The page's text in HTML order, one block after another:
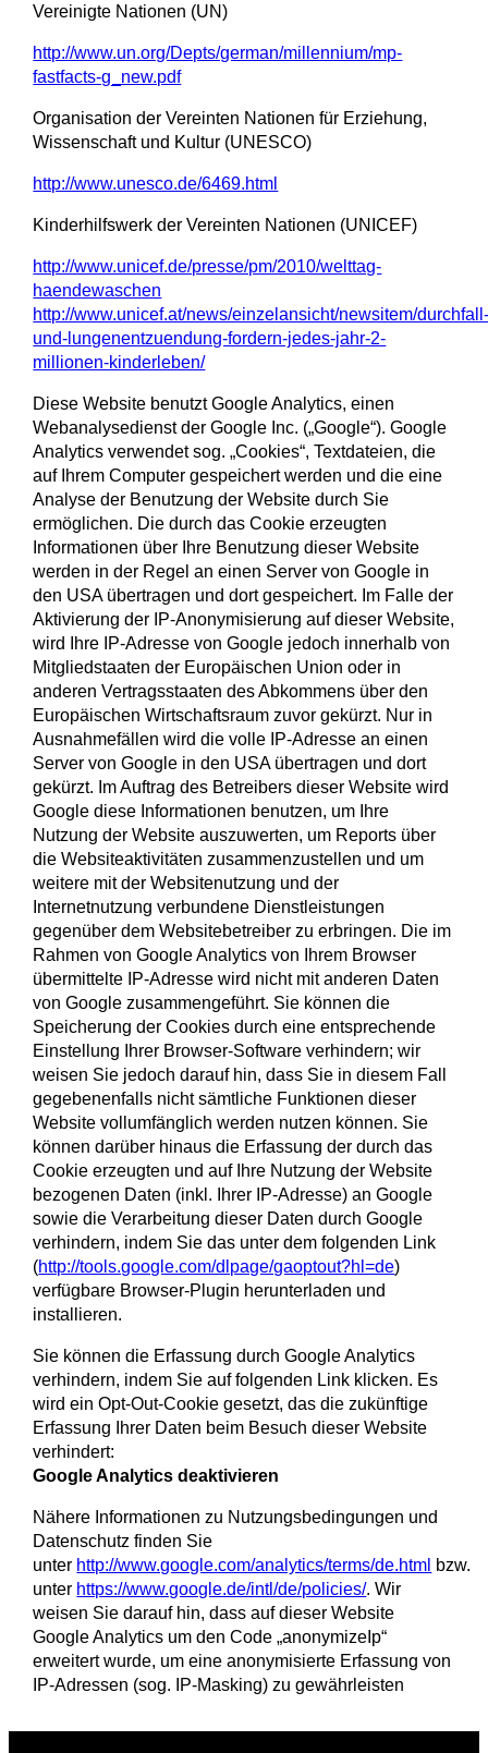
Vereinigte Nationen (UN)
http://www.un.org/Depts/german/millennium/mp-
fastfacts-g_new.pdf
Organisation der Vereinten Nationen für Erziehung,
Wissenschaft und Kultur (UNESCO)
http://www.unesco.de/6469.html
Kinderhilfswerk der Vereinten Nationen (UNICEF)
http://www.unicef.de/presse/pm/2010/welttag-
haendewaschen
http://www.unicef.at/news/einzelansicht/newsitem/
und-lungenentzuendung-fordern-jedes-jahr-2-
millionen-kinderleben/
Diese Website benutzt Google Analytics, einen
Webanalysedienst der Google Inc. („Google“). Google
Analytics verwendet sog. „Cookies“, Textdateien, die
auf Ihrem Computer gespeichert werden und die eine
Analyse der Benutzung der Website durch Sie
ermöglichen. Die durch das Cookie erzeugten
Informationen über Ihre Benutzung dieser Website
werden in der Regel an einen Server von Google in
den USA übertragen und dort gespeichert. Im Falle der
Aktivierung der IP-Anonymisierung auf dieser Website,
wird Ihre IP-Adresse von Google jedoch innerhalb von
Mitgliedstaaten der Europäischen Union oder in
anderen Vertragsstaaten des Abkommens über den
Europäischen Wirtschaftsraum zuvor gekürzt. Nur in
Ausnahmefällen wird die volle IP-Adresse an einen
Server von Google in den USA übertragen und dort
gekürzt. Im Auftrag des Betreibers dieser Website wird
Google diese Informationen benutzen, um Ihre
Nutzung der Website auszuwerten, um Reports über
die Websiteaktivitäten zusammenzustellen und um
weitere mit der Websitenutzung und der
Internetnutzung verbundene Dienstleistungen
gegenüber dem Websitebetreiber zu erbringen. Die im
Rahmen von Google Analytics von Ihrem Browser
übermittelte IP-Adresse wird nicht mit anderen Daten
von Google zusammengeführt. Sie können die
Speicherung der Cookies durch eine entsprechende
Einstellung Ihrer Browser-Software verhindern; wir
weisen Sie jedoch darauf hin, dass Sie in diesem Fall
gegebenenfalls nicht sämtliche Funktionen dieser
Website vollumfänglich werden nutzen können. Sie
können darüber hinaus die Erfassung der durch das
Cookie erzeugten und auf Ihre Nutzung der Website
bezogenen Daten (inkl. Ihrer IP-Adresse) an Google
sowie die Verarbeitung dieser Daten durch Google
verhindern, indem Sie das unter dem folgenden Link
(http://tools.google.com/dlpage/gaoptout?hl=de)
verfügbare Browser-Plugin herunterladen und
installieren.
Sie können die Erfassung durch Google Analytics
verhindern, indem Sie auf folgenden Link klicken. Es
wird ein Opt-Out-Cookie gesetzt, das die zukünftige
Erfassung Ihrer Daten beim Besuch dieser Website
verhindert:
Google Analytics deaktivieren
Nähere Informationen zu Nutzungsbedingungen und
Datenschutz finden Sie
unter http://www.google.com/analytics/terms/de.html bzw.
unter https://www.google.de/intl/de/policies/. Wir
weisen Sie darauf hin, dass auf dieser Website
Google Analytics um den Code „anonymizeIp“
erweitert wurde, um eine anonymisierte Erfassung von
IP-Adressen (sog. IP-Masking) zu gewährleisten